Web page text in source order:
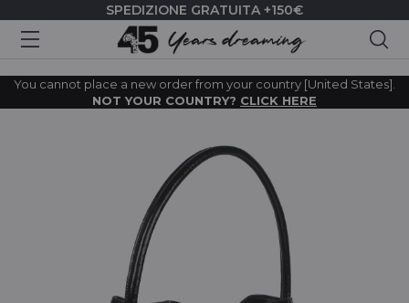
SPEDIZIONE GRATUITA +150€
You cannot place a new order from your country [United States].
NOT YOUR COUNTRY? CLICK HERE